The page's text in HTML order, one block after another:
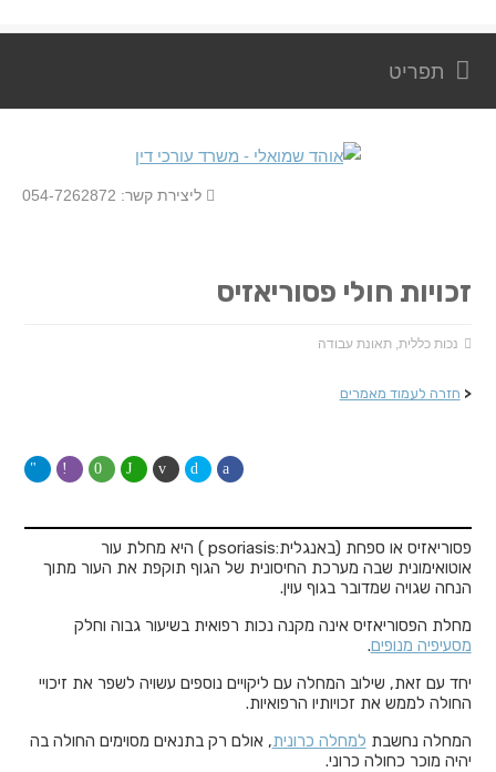
ליצירת קשר: 054-7262872
זכויות חולי פסוריאזיס
נכות כללית,תאונת עבודה
< חזרה לעמוד מאמרים
פסוריאזיס או ספחת (באנגלית:psoriasis ) היא מחלת עור
אוטואימונית שבה מערכת החיסונית של הגוף תוקפת את העור מתוך
הנחה שגויה שמדובר בגוף עוין.
מחלת הפסוריאזיס אינה מקנה נכות רפואית בשיעור גבוה וחלק
מסעיפיה מנופים.
יחד עם זאת, שילוב המחלה עם ליקויים נוספים עשויה לשפר את זיכויי
החולה לממש את זכויותיו הרפואיות.
המחלה נחשבת למחלה כרונית, אולם רק בתנאים מסוימים החולה בה
יהיה מוכר כחולה כרוני.